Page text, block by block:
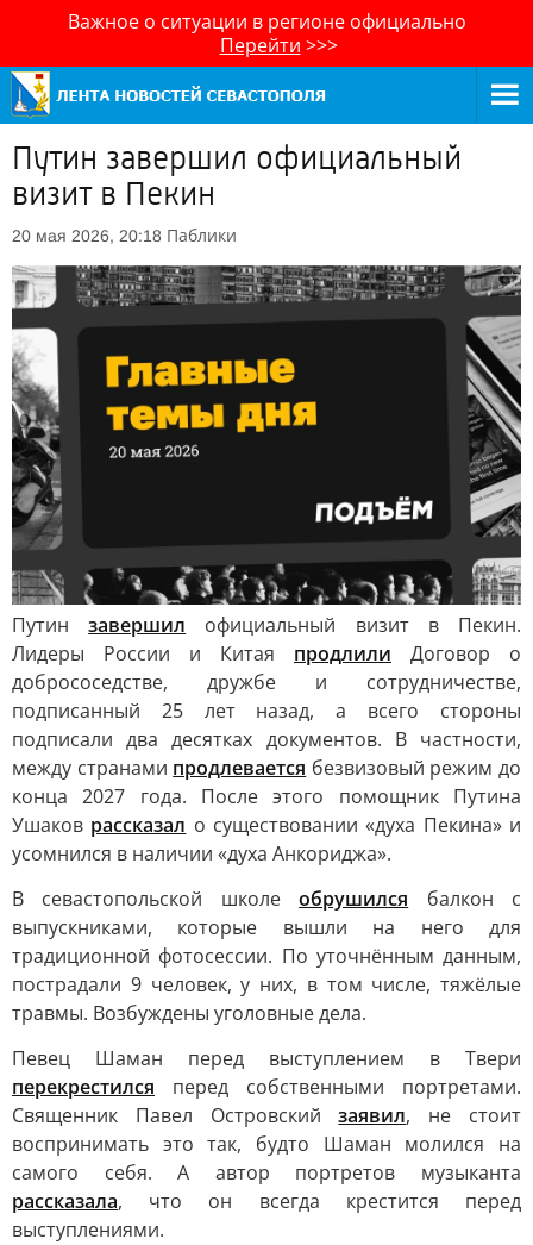
Важное о ситуации в регионе официально
Перейти >>>
Путин завершил официальный
визит в Пекин
20 мая 2026, 20:18 Паблики
Путинзавершил официальный визит в Пекин.
Лидеры России и Китая продлили Договор о
добрососедстве, дружбе и сотрудничестве,
подписанный 25 лет назад, а всего стороны
подписали два десятках документов. В частности,
между странами продлевается безвизовый режим до
конца 2027 года. После этого помощник Путина
Ушаков рассказал о существовании «духа Пекина» и
усомнился в наличии «духа Анкориджа».
В севастопольской школеобрушился балкон с
выпускниками, которые вышли на него для
традиционной фотосессии. По уточнённым данным,
пострадали 9 человек, у них, в том числе, тяжёлые
травмы. Возбуждены уголовные дела.
Певец Шаман перед выступлением в Твери
перекрестился перед собственными портретами.
Священник Павел Островскийзаявил, не стоит
воспринимать это так, будто Шаман молился на
самого себя. А автор портретов музыканта
рассказала, что он всегда крестится перед
выступлениями.